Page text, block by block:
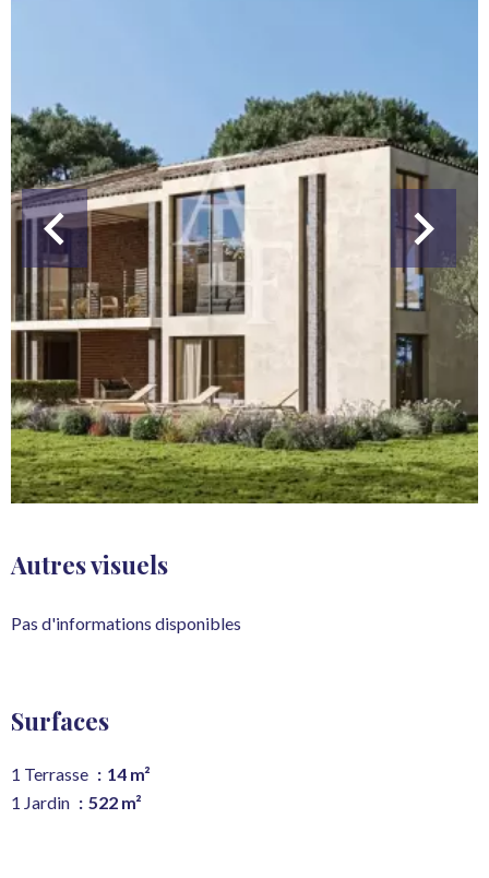
Autres visuels
Pas d'informations disponibles
Surfaces
1 Terrasse
14 m²
1 Jardin
522 m²